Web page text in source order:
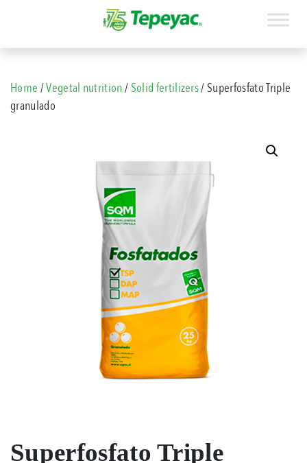
Home /Vegetal nutrition/Solid fertilizers/ Superfosfato Triple
granulado
Superfosfato Triple